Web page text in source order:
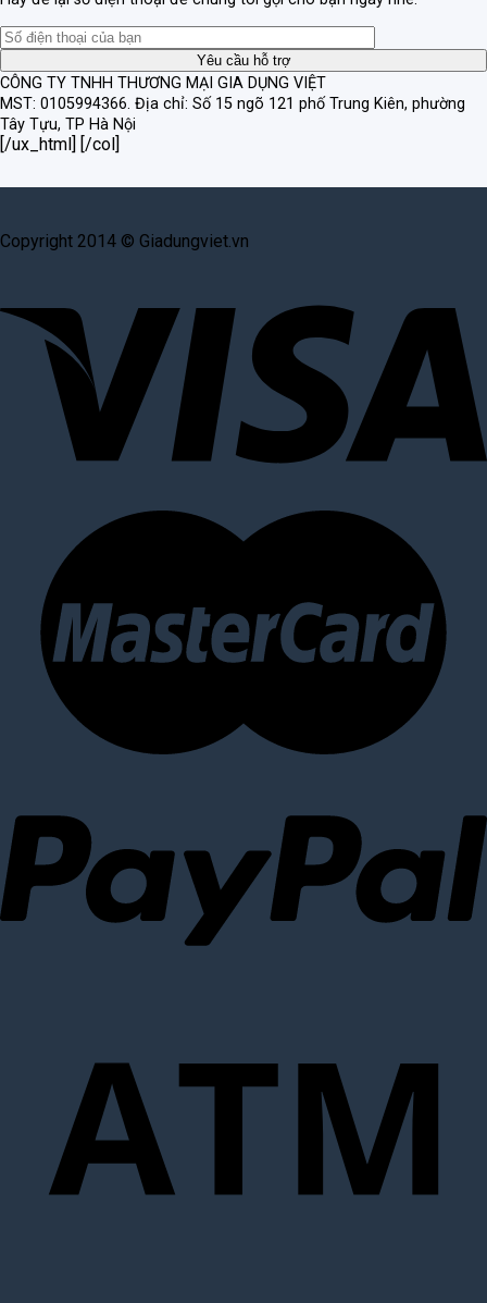
CÔNG TY TNHH THƯƠNG MẠI GIA DỤNG VIỆT
MST: 0105994366. Địa chỉ: Số 15 ngõ 121 phố Trung Kiên, phường
Tây Tựu, TP Hà Nội
[/ux_html] [/col]
Copyright 2014 © Giadungviet.vn